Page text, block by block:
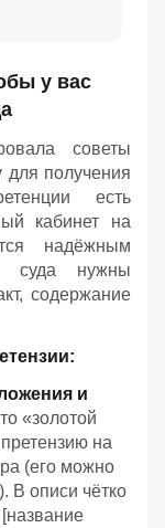
у вас
советы
для получения
есть
кабинет на
надёжным
суда нужны
содержание
и
«золотой
на
(его можно
В описи чётко